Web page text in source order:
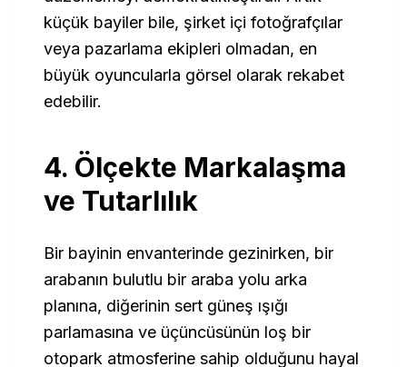
küçük bayiler bile, şirket içi fotoğrafçılar
veya pazarlama ekipleri olmadan, en
büyük oyuncularla görsel olarak rekabet
edebilir.
4. Ölçekte Markalaşma
ve Tutarlılık
Bir bayinin envanterinde gezinirken, bir
arabanın bulutlu bir araba yolu arka
planına, diğerinin sert güneş ışığı
parlamasına ve üçüncüsünün loş bir
otopark atmosferine sahip olduğunu hayal